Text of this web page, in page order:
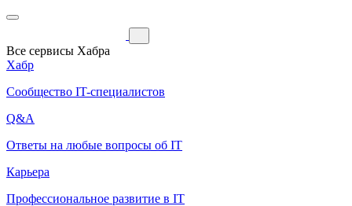
Все сервисы Хабра
Хабр
Сообщество IT-специалистов
Q&A
Ответы на любые вопросы об IT
Карьера
Профессиональное развитие в IT